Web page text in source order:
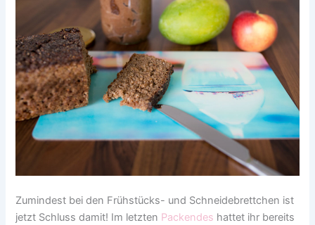
Zumindest bei den Frühstücks- und Schneidebrettchen ist
jetzt Schluss damit! Im letzten Packendes hattet ihr bereits